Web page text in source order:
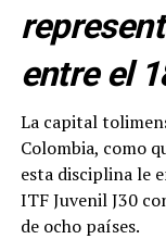
entre el
La capital
Colombia, como
esta disciplina le
ITF Juvenil J30
de ocho países.